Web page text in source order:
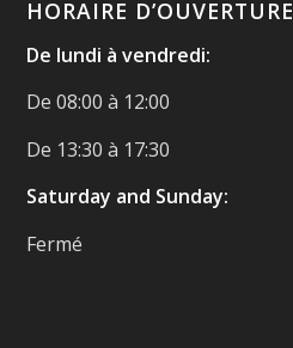
HORAIRE D’OUVERTURE
De lundi à vendredi:
De 08:00 à 12:00
De 13:30 à 17:30
Saturday and Sunday:
Fermé